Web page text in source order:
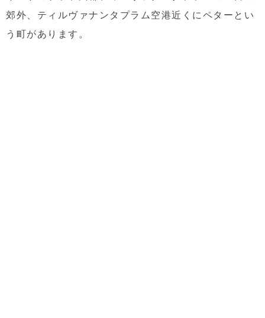
郊外、ティルヴァナンタプラム空港近くにペターとい
う町があります。